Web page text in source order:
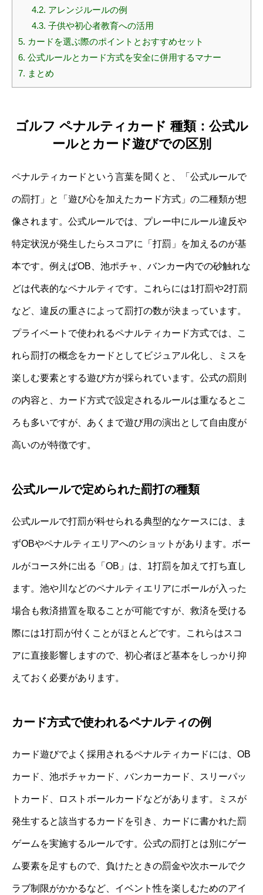
4.2. アレンジルールの例
4.3. 子供や初心者教育への活用
5. カードを選ぶ際のポイントとおすすめセット
6. 公式ルールとカード方式を安全に併用するマナー
7. まとめ
ゴルフ ペナルティカード 種類：公式ル
ールとカード遊びでの区別
ペナルティカードという言葉を聞くと、「公式ルールで
の罰打」と「遊び心を加えたカード方式」の二種類が想
像されます。公式ルールでは、プレー中にルール違反や
特定状況が発生したらスコアに「打罰」を加えるのが基
本です。例えばOB、池ポチャ、バンカー内での砂触れな
どは代表的なペナルティです。これらには1打罰や2打罰
など、違反の重さによって罰打の数が決まっています。
プライベートで使われるペナルティカード方式では、こ
れら罰打の概念をカードとしてビジュアル化し、ミスを
楽しむ要素とする遊び方が採られています。公式の罰則
の内容と、カード方式で設定されるルールは重なるとこ
ろも多いですが、あくまで遊び用の演出として自由度が
高いのが特徴です。
公式ルールで定められた罰打の種類
公式ルールで打罰が科せられる典型的なケースには、ま
ずOBやペナルティエリアへのショットがあります。ボー
ルがコース外に出る「OB」は、1打罰を加えて打ち直し
ます。池や川などのペナルティエリアにボールが入った
場合も救済措置を取ることが可能ですが、救済を受ける
際には1打罰が付くことがほとんどです。これらはスコ
アに直接影響しますので、初心者ほど基本をしっかり抑
えておく必要があります。
カード方式で使われるペナルティの例
カード遊びでよく採用されるペナルティカードには、OB
カード、池ポチャカード、バンカーカード、スリーパッ
トカード、ロストボールカードなどがあります。ミスが
発生すると該当するカードを引き、カードに書かれた罰
ゲームを実施するルールです。公式の罰打とは別にゲー
ム要素を足すもので、負けたときの罰金や次ホールでク
ラブ制限がかかるなど、イベント性を楽しむためのアイ